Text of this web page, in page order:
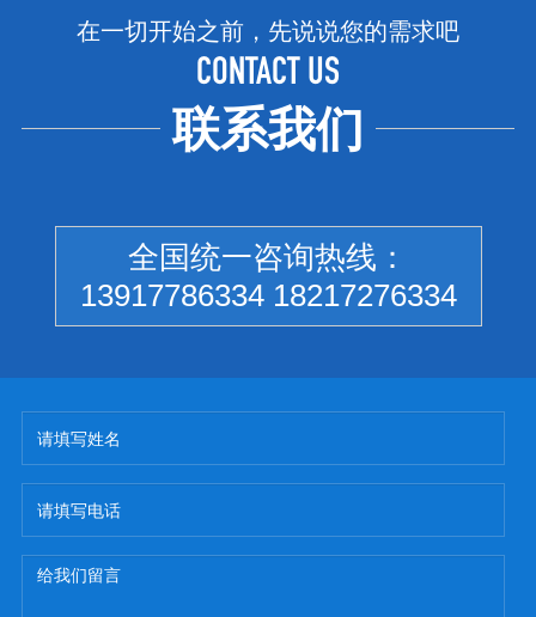
在一切开始之前，先说说您的需求吧
CONTACT US
联系我们
全国统一咨询热线：
13917786334 18217276334